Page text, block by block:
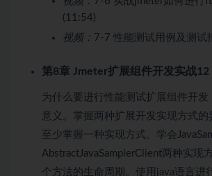
(11:54)
视频： 7-7 性能测试用例及测试
第8章 Jmeter扩展组件开发实战12
为什么要进行性能测试扩展组件开发
意义。掌握两种扩展开发实现方式的
至少掌握一种实现方式。学会
AbstractJavaSamplerClient两种实现
个方法的生命周期。使用java语言进